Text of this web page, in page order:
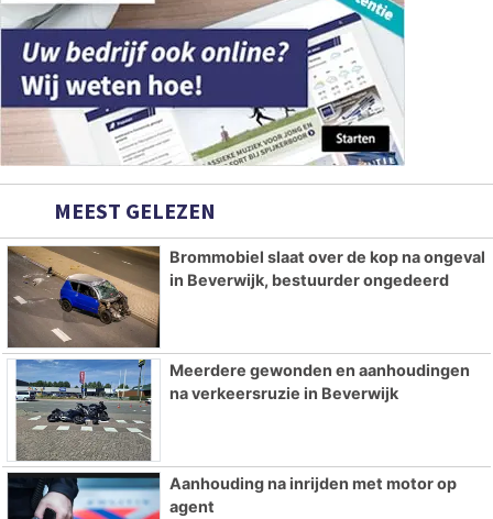
MEEST GELEZEN
Brommobiel slaat over de kop na ongeval
in Beverwijk, bestuurder ongedeerd
Meerdere gewonden en aanhoudingen
na verkeersruzie in Beverwijk
Aanhouding na inrijden met motor op
agent